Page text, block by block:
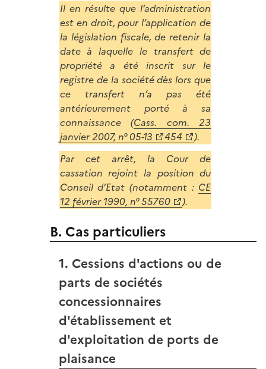
Il en résulte que l’administration
est en droit, pour l’application de
la législation fiscale, de retenir la
date à laquelle le transfert de
propriété a été inscrit sur le
registre de la société dès lors que
ce transfert n’a pas été
antérieurement porté à sa
connaissance (Cass. com. 23
janvier 2007, n° 05-13
454
).
Par cet arrêt, la Cour de
cassation rejoint la position du
Conseil d’Etat (notamment : CE
12 février 1990, n° 55760
).
B. Cas particuliers
1. Cessions d'actions ou de
parts de sociétés
concessionnaires
d'établissement et
d'exploitation de ports de
plaisance